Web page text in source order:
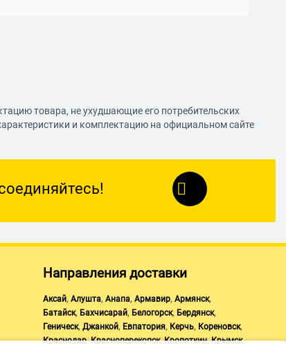
товара, не ухудшающие его потребительских
и комплектацию на официальном сайте
Направления доставки
Аксай, Алушта, Анапа, Армавир, Армянск,
Батайск, Бахчисарай, Белогорск, Бердянск,
Геническ, Джанкой, Евпатория, Керчь, Кореновск,
Краснодар,Красноперекопск,Кропоткин,Крымск,